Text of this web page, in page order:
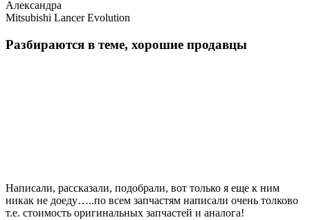
Александра
Mitsubishi Lancer Evolution
Разбираются в теме, хорошие продавцы
Написали, рассказали, подобрали, вот только я еще к ним
никак не доеду…..по всем запчастям написали очень толково
т.е. стоимость оригинальных запчастей и аналога!